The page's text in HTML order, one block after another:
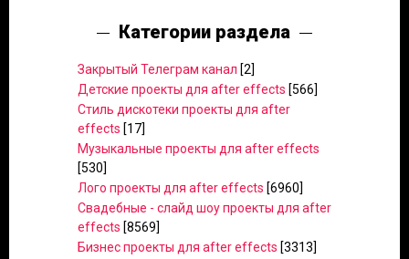
Категории раздела
Закрытый Телеграм канал [2]
Детские проекты для after effects [566]
Стиль дискотеки проекты для after
effects [17]
Музыкальные проекты для after effects
[530]
Лого проекты для after effects [6960]
Свадебные - слайд шоу проекты для after
effects [8569]
Бизнес проекты для after effects [3313]